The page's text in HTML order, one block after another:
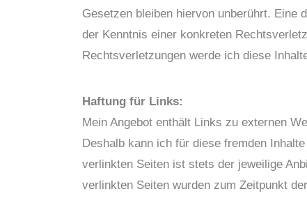
Gesetzen bleiben hiervon unberührt. Eine
der Kenntnis einer konkreten
Rechtsverletzungen werde ich diese
Haftung für Links:
Mein Angebot enthält Links zu externen
Deshalb kann ich für diese fremden
verlinkten Seiten ist stets der jeweilige
verlinkten Seiten wurden zum Zeitpunkt